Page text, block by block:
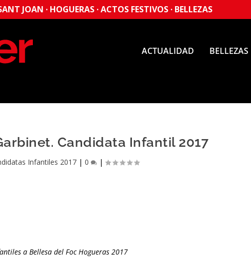
JOAN · HOGUERAS · ACTOS FESTIVOS · BELLEZAS
ACTUALIDAD BELLEZAS
Candidata Infantil 2017
Infantiles 2017 |0 |
a Bellesa del Foc Hogueras 2017